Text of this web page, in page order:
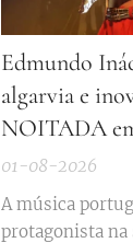
Edmundo
algarvia e
NOITADA
01-08-2026
A música
protagonista na